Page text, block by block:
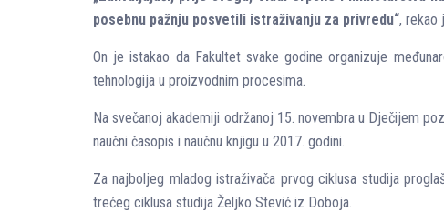
posebnu pažnju posvetili istraživanju za privredu“, rekao
On je istakao da Fakultet svake godine organizuje
tehnologija u proizvodnim procesima.
Na svečanoj akademiji održanoj 15. novembra u Dječijem
naučni časopis i naučnu knjigu u 2017. godini.
Za najbolјeg mladog istraživača prvog ciklusa studija
trećeg ciklusa studija Želјko Stević iz Doboja.